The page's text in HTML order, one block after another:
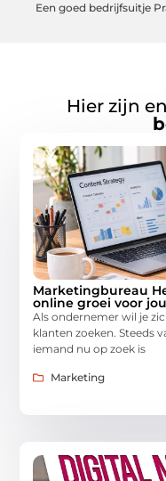
Een goed bedrijfsuitje
Hier zijn
Marketingbureau
online groei voor
Als ondernemer wil je
klanten zoeken. Steeds
iemand nu op zoek is
Marketing